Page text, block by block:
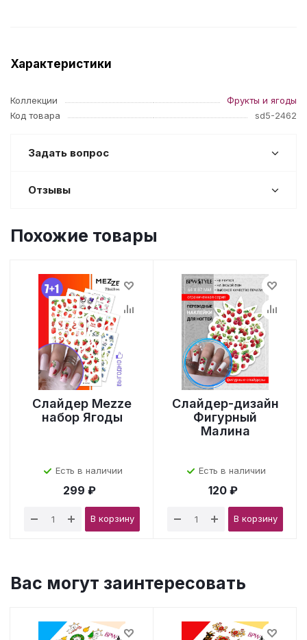
Характеристики
Коллекции
Фрукты и ягоды
Код товара
sd5-2462
Задать вопрос
Отзывы
Похожие товары
Слайдер Mezze
набор Ягоды
Есть в наличии
299 ₽
В корзину
Слайдер-дизайн
Фигурный
Малина
Есть в наличии
120 ₽
В корзину
Вас могут заинтересовать